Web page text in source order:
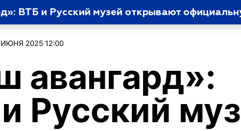
ВТБ и Русский музей открывают
ИЮНЯ 2025 12:00
авангард»:
Русский